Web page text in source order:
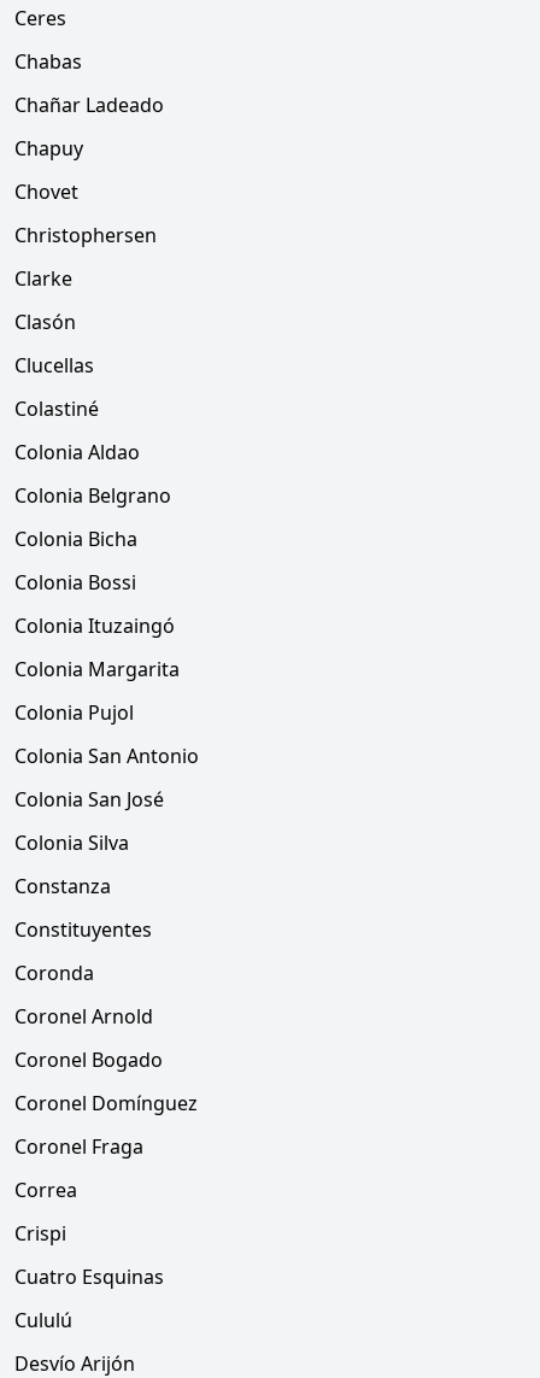
Ceres
Chabas
Chañar Ladeado
Chapuy
Chovet
Christophersen
Clarke
Clasón
Clucellas
Colastiné
Colonia Aldao
Colonia Belgrano
Colonia Bicha
Colonia Bossi
Colonia Ituzaingó
Colonia Margarita
Colonia Pujol
Colonia San Antonio
Colonia San José
Colonia Silva
Constanza
Constituyentes
Coronda
Coronel Arnold
Coronel Bogado
Coronel Domínguez
Coronel Fraga
Correa
Crispi
Cuatro Esquinas
Cululú
Desvío Arijón